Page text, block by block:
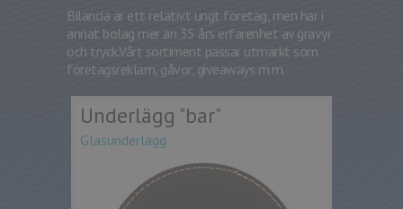
Bilancia är ett relativt ungt företag, men har i
annat bolag mer än 35 års erfarenhet av gravyr
och tryck.Vårt sortiment passar utmärkt som
företagsreklam, gåvor, giveaways m.m.
Underlägg "bar"
Glasunderlägg